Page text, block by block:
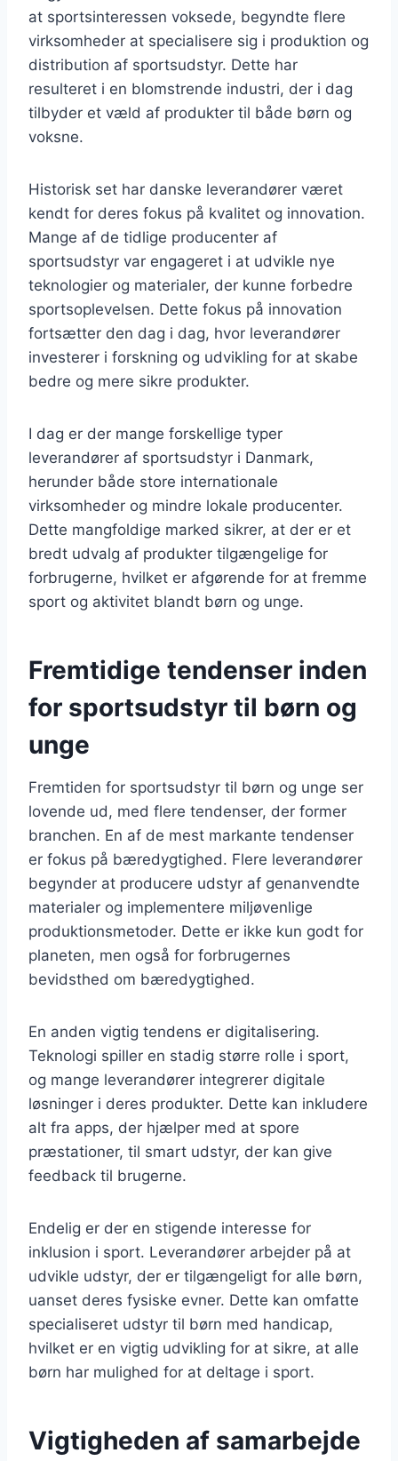
at sportsinteressen voksede, begyndte flere
virksomheder at specialisere sig i produktion og
distribution af sportsudstyr. Dette har
resulteret i en blomstrende industri, der i dag
tilbyder et væld af produkter til både børn og
voksne.
Historisk set har danske leverandører været
kendt for deres fokus på kvalitet og innovation.
Mange af de tidlige producenter af
sportsudstyr var engageret i at udvikle nye
teknologier og materialer, der kunne forbedre
sportsoplevelsen. Dette fokus på innovation
fortsætter den dag i dag, hvor leverandører
investerer i forskning og udvikling for at skabe
bedre og mere sikre produkter.
I dag er der mange forskellige typer
leverandører af sportsudstyr i Danmark,
herunder både store internationale
virksomheder og mindre lokale producenter.
Dette mangfoldige marked sikrer, at der er et
bredt udvalg af produkter tilgængelige for
forbrugerne, hvilket er afgørende for at fremme
sport og aktivitet blandt børn og unge.
Fremtidige tendenser inden
for sportsudstyr til børn og
unge
Fremtiden for sportsudstyr til børn og unge ser
lovende ud, med flere tendenser, der former
branchen. En af de mest markante tendenser
er fokus på bæredygtighed. Flere leverandører
begynder at producere udstyr af genanvendte
materialer og implementere miljøvenlige
produktionsmetoder. Dette er ikke kun godt for
planeten, men også for forbrugernes
bevidsthed om bæredygtighed.
En anden vigtig tendens er digitalisering.
Teknologi spiller en stadig større rolle i sport,
og mange leverandører integrerer digitale
løsninger i deres produkter. Dette kan inkludere
alt fra apps, der hjælper med at spore
præstationer, til smart udstyr, der kan give
feedback til brugerne.
Endelig er der en stigende interesse for
inklusion i sport. Leverandører arbejder på at
udvikle udstyr, der er tilgængeligt for alle børn,
uanset deres fysiske evner. Dette kan omfatte
specialiseret udstyr til børn med handicap,
hvilket er en vigtig udvikling for at sikre, at alle
børn har mulighed for at deltage i sport.
Vigtigheden af samarbejde